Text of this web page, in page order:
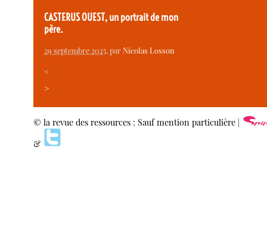
CASTERUS OUEST, un portrait de mon
père.
29 septembre 2025, parNicolas Losson
<
>
© la revue des ressources : Sauf mention particulière |
&